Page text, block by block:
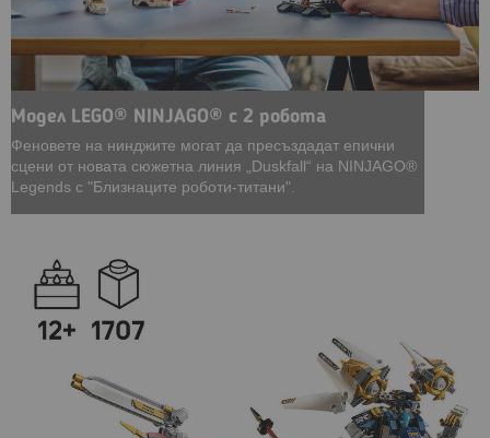
Модел LEGO® NINJAGO® с 2 робота
Феновете на нинджите могат да пресъздадат епични
сцени от новата сюжетна линия „Duskfall“ на NINJAGO®
Legends с "Близнаците роботи-титани".